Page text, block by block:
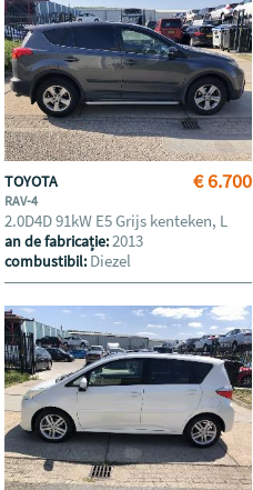
€ 6.700
TOYOTA
RAV-4
2.0D4D 91kW E5 Grijs kenteken, L
an de fabricație:2013
combustibil: Diezel